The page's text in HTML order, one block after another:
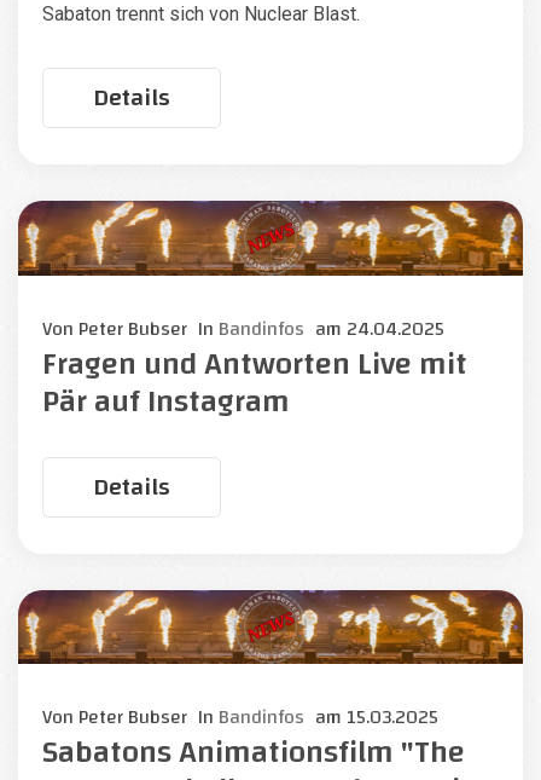
Sabaton trennt sich von Nuclear Blast.
Details
Von Peter Bubser In Bandinfos am 24.04.2025
Fragen und Antworten Live mit
Pär auf Instagram
Details
Von Peter Bubser In Bandinfos am 15.03.2025
Sabatons Animationsfilm "The